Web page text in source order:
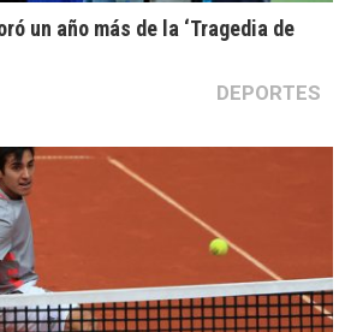
un año más de la ‘Tragedia de
DEPORTES